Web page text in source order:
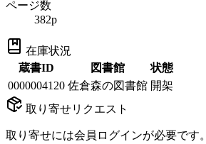
ページ数
382p
在庫状況
蔵書ID
図書館
状態
0000004120 佐倉森の図書館 開架
取り寄せリクエスト
取り寄せには会員ログインが必要です。